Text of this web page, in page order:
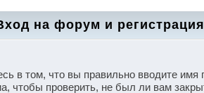
на форум и регистрация
в том, что вы правильно вводите
чтобы проверить, не был ли вам